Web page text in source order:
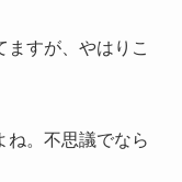
すが、やはりこ
ね。不思議でなら